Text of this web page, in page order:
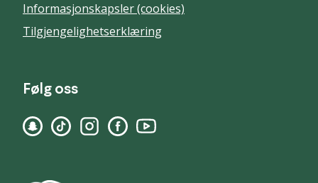
Informasjonskapsler (cookies)
Tilgjengelighetserklæring
Følg oss